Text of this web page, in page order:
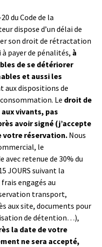
du Code de la
dispose d’un délai de
son droit de rétractation
payer de pénalités, à
de se détériorer
et aussi les
aux dispositions de
Le droit de
vivants, pas
avoir signé (j’accepte
votre réservation. Nous
le
retenue de 30% du
JOURS suivant la
engagés au
transport,
aux site, documents pour
de détention…),
la date de votre
ne sera accepté,